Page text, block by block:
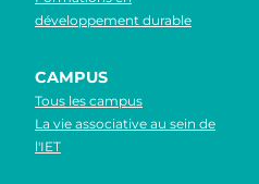
développement durable
CAMPUS
Tous les campus
La vie associative au sein de
l'IET